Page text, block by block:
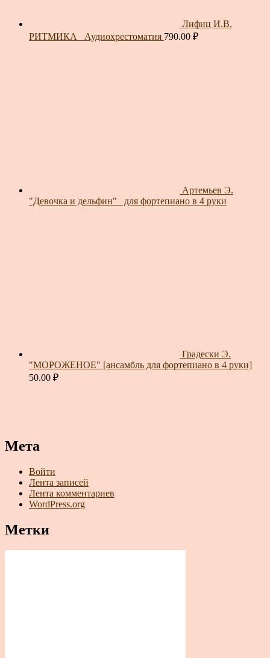
Лифиц И.В.
РИТМИКА_ Аудиохрестоматия 790.00 ₽
Артемьев Э.
"Девочка и дельфин"_ для фортепиано в 4 руки
Градески Э.
"МОРОЖЕНОЕ" [ансамбль для фортепиано в 4 руки]
50.00 ₽
Мета
Войти
Лента записей
Лента комментариев
WordPress.org
Метки